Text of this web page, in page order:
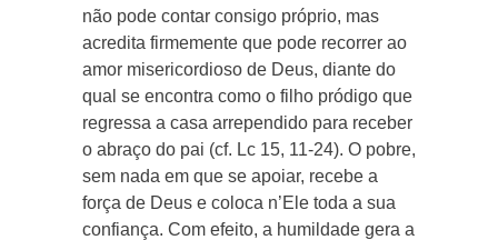
não pode contar consigo próprio, mas
acredita firmemente que pode recorrer ao
amor misericordioso de Deus, diante do
qual se encontra como o filho pródigo que
regressa a casa arrependido para receber
o abraço do pai (cf. Lc 15, 11-24). O pobre,
sem nada em que se apoiar, recebe a
força de Deus e coloca n’Ele toda a sua
confiança. Com efeito, a humildade gera a